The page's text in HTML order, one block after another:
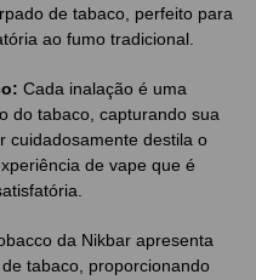
de tabaco, perfeito para
ao fumo tradicional.
Cada inalação é uma
do tabaco, capturando sua
cuidadosamente destila o
de vape que é
da Nikbar apresenta
tabaco, proporcionando